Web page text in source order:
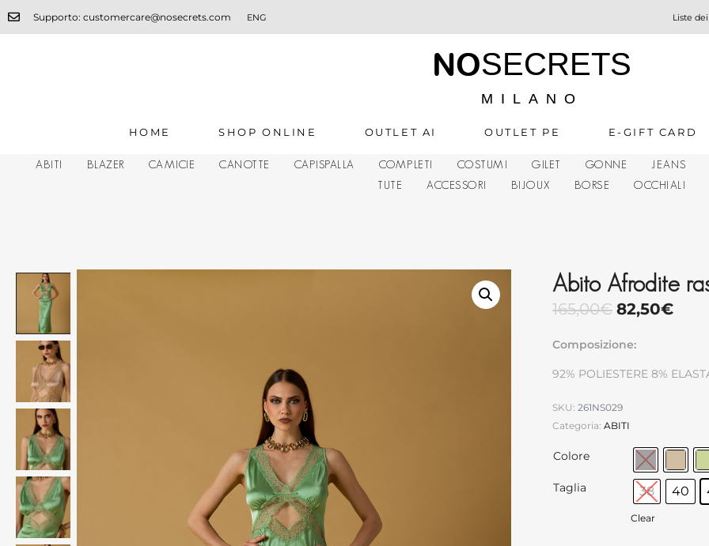
Supporto: customercare@nosecrets.com ENG Liste
NOSECRETS
MILANO
HOME SHOP ONLINE OUTLET AI OUTLET PE E-GIFT CARD
ABITI BLAZER CAMICIE CANOTTE CAPISPALLA COMPLETI COSTUMI GILET GONNE JEANS
TUTE
ACCESSORI BIJOUX BORSE OCCHIALI
Abito Afrodite
165,00€ 82,50€
Composizione:
92% POLIESTERE 8%
SKU: 261NS029
Categoria: ABITI
Colore
Taglia 38 40
Clear